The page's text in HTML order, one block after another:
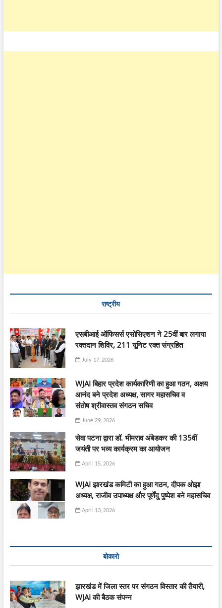
राष्ट्रीय
एसबीआई ऑफिसर्स एसोसिएशन ने 25वीं बार लगाया
रक्तदान शिविर, 211 यूनिट रक्त संग्रहित
July 17, 2026
WJAI बिहार प्रदेश कार्यकारिणी का हुआ गठन, अक्षय
आनंद बने प्रदेश अध्यक्ष, सागर महासचिव व
संतोष श्रीवास्तव संगठन सचिव
June 29, 2026
सेवा पटना द्वारा डॉ. भीमराव अंबेडकर की 135वीं
जयंती पर भव्य कार्यक्रम का आयोजन
April 15, 2026
WJAI झारखंड कमिटी का हुआ गठन, दीपक ओझा
अध्यक्ष, राजीव उपाध्यक्ष और पूर्णेंदु पुष्पेश बने महासचिव
April 13, 2026
बोकारो
झारखंड में जिला स्तर पर संगठन विस्तार की तैयारी,
WJAI की बैठक संपन्न